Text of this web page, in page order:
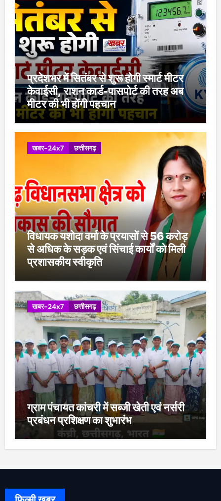
प्रदेशभर में सितंबर से शुरू होगी स्मार्ट मीटर
केवाईसी, राशन कार्ड-पासपोर्ट की तरह अब
मीटर की भी होंगी पहचान
खबर-24x7 छत्तीसगढ़
विधायक यशोदा वर्मा के प्रयासों से 56 करोड़
से अधिक के सड़क एवं सिंचाई कार्यों को मिली
प्रशासकीय स्वीकृति
खबर-24x7 छत्तीसगढ़
ग्राम पंचायत कांचरी में सब्जी खेती एवं नर्सरी
प्रबंधन प्रशिक्षण का शुभारंभ